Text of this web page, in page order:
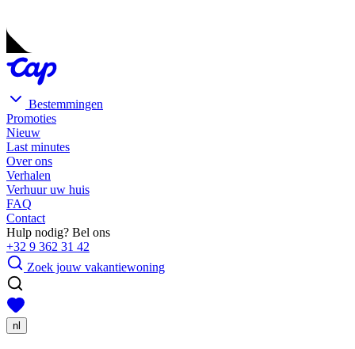
Bestemmingen
Promoties
Nieuw
Last minutes
Over ons
Verhalen
Verhuur uw huis
FAQ
Contact
Hulp nodig? Bel ons
+32 9 362 31 42
Zoek jouw vakantiewoning
nl